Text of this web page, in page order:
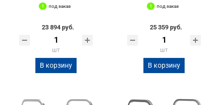
под заказ
23 894 руб.
шт
В корзину
под заказ
25 359 руб.
шт
В корзину